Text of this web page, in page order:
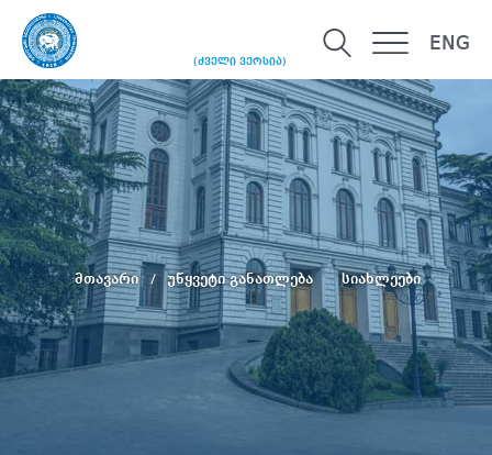
(ძველი ვერსია)
ENG
მთავარი უწყვეტი განათლება სიახლეები